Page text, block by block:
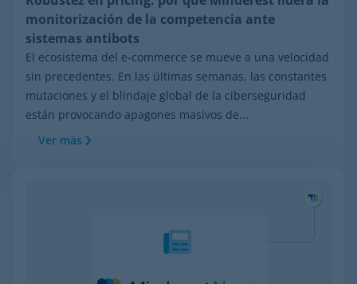
monitorización de la competencia ante
sistemas antibots
El ecosistema del e-commerce se mueve a una velocidad
sin precedentes. En las últimas semanas, las constantes
mutaciones y el blindaje global de la ciberseguridad
están provocando apagones masivos de...
Ver más